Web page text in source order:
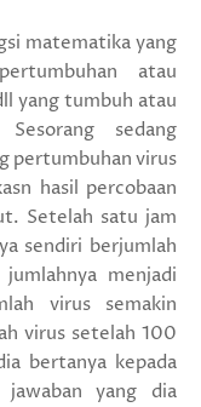
matematika yang
atau
yang tumbuh atau
sedang
pertumbuhan virus
hasil percobaan
Setelah satu jam
sendiri berjumlah
menjadi
virus semakin
virus setelah 100
bertanya kepada
yang dia